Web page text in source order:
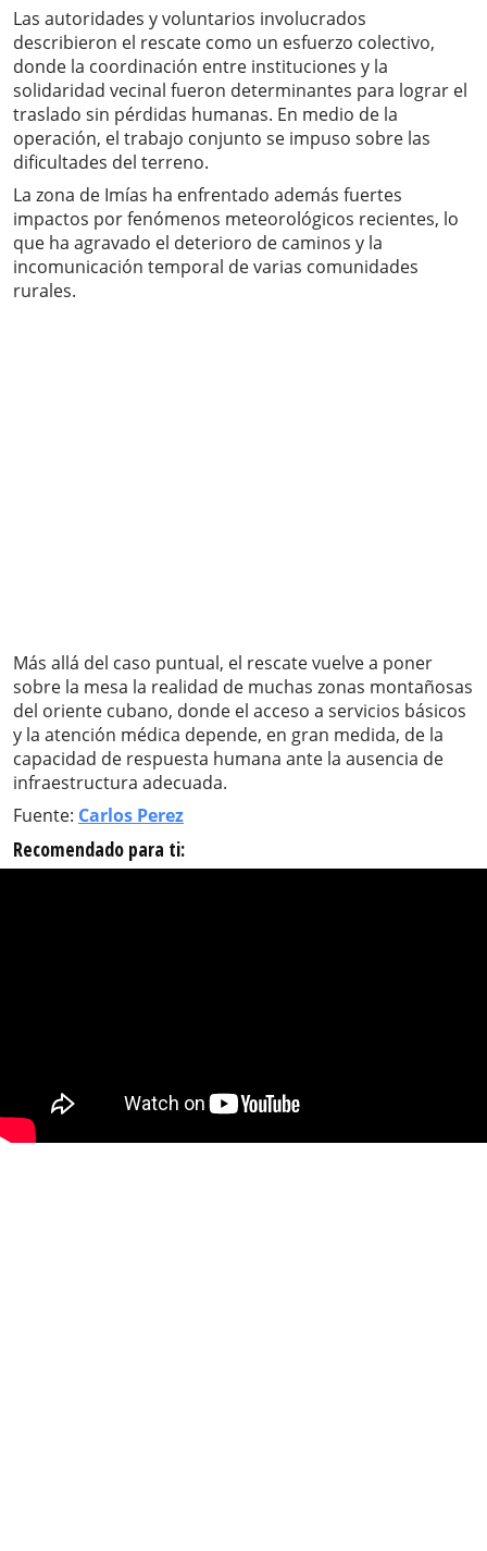
Las autoridades y voluntarios involucrados
describieron el rescate como un esfuerzo colectivo,
donde la coordinación entre instituciones y la
solidaridad vecinal fueron determinantes para lograr el
traslado sin pérdidas humanas. En medio de la
operación, el trabajo conjunto se impuso sobre las
dificultades del terreno.
La zona de Imías ha enfrentado además fuertes
impactos por fenómenos meteorológicos recientes, lo
que ha agravado el deterioro de caminos y la
incomunicación temporal de varias comunidades
rurales.
Más allá del caso puntual, el rescate vuelve a poner
sobre la mesa la realidad de muchas zonas montañosas
del oriente cubano, donde el acceso a servicios básicos
y la atención médica depende, en gran medida, de la
capacidad de respuesta humana ante la ausencia de
infraestructura adecuada.
Fuente: Carlos Perez
Recomendado para ti: